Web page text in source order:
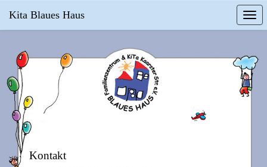
Kita Blaues Haus
Kontakt